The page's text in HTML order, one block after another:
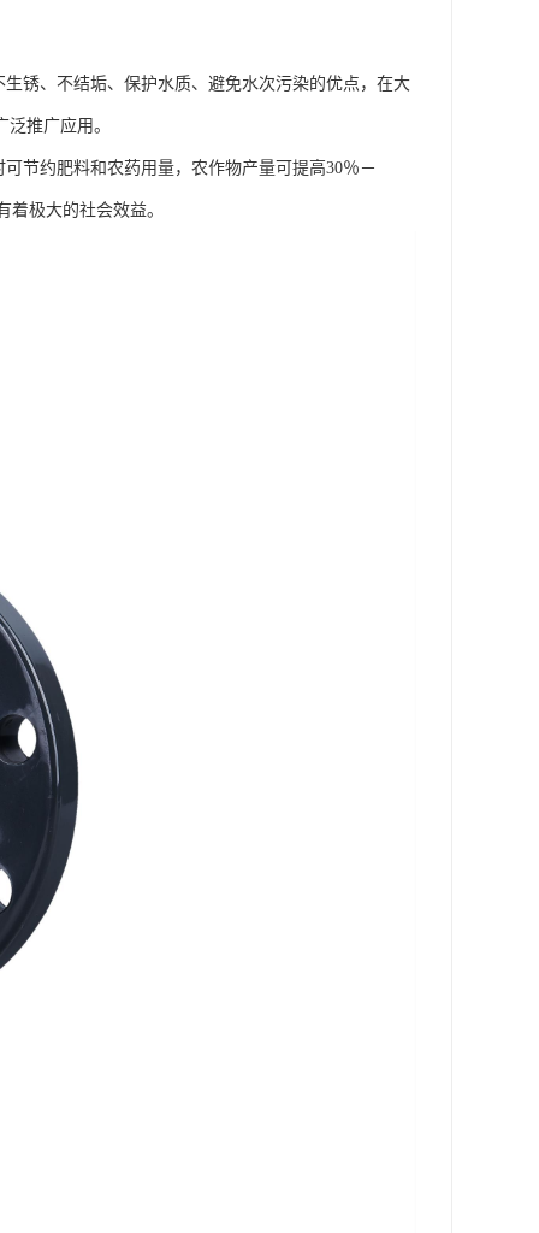
锈、不结垢、保护水质、避免水次污染的优点，在大
推广应用。
节约肥料和农药用量，农作物产量可提高30％－
极大的社会效益。